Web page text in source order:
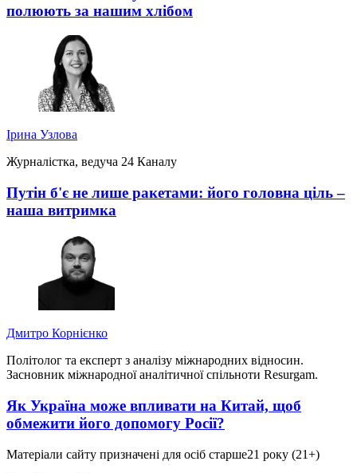
полюють за нашим хлібом
Ірина Узлова
Журналістка, ведуча 24 Каналу
Путін б'є не лише ракетами: його головна ціль –
наша витримка
Дмитро Корнієнко
Політолог та експерт з аналізу міжнародних відносин.
Засновник міжнародної аналітичної спільноти Resurgam.
Як Україна може впливати на Китай, щоб
обмежити його допомогу Росії?
Матеріали сайту призначені для осіб старше21 року (21+)